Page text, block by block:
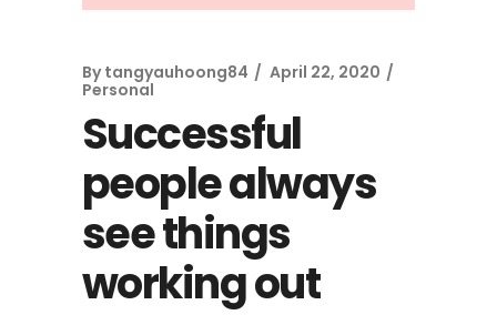
By tangyauhoong84
April 22, 2020
Personal
Successful
people always
see things
working out